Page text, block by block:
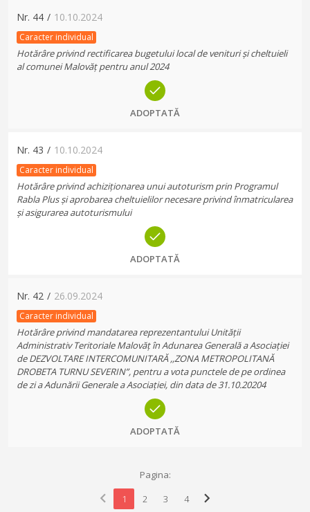
Nr. 44 / 10.10.2024
Caracter individual
Hotărâre privind rectificarea bugetului local de venituri și cheltuieli
al comunei Malovăț pentru anul 2024
ADOPTATĂ
Nr. 43 / 10.10.2024
Caracter individual
Hotărâre privind achiziționarea unui autoturism prin Programul
Rabla Plus și aprobarea cheltuielilor necesare privind înmatricularea
și asigurarea autoturismului
ADOPTATĂ
Nr. 42 / 26.09.2024
Caracter individual
Hotărâre privind mandatarea reprezentantului Unității
Administrativ Teritoriale Malovăț în Adunarea Generală a Asociației
de DEZVOLTARE INTERCOMUNITARĂ ,,ZONA METROPOLITANĂ
DROBETA TURNU SEVERIN”, pentru a vota punctele de pe ordinea
de zi a Adunării Generale a Asociației, din data de 31.10.20204
ADOPTATĂ
Pagina:
chevron_left 1 2 3 4 chevron_right